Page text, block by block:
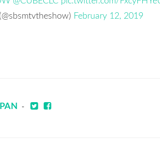
February 12, 2019
-